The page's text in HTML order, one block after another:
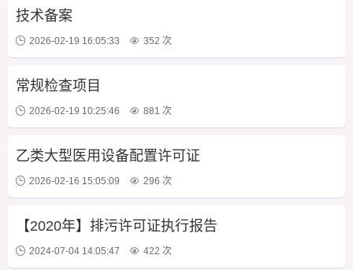
技术备案
2026-02-19 16:05:33 352 次
常规检查项目
2026-02-19 10:25:46 881 次
乙类大型医用设备配置许可证
2026-02-16 15:05:09 296 次
【2020年】排污许可证执行报告
2024-07-04 14:05:47 422 次